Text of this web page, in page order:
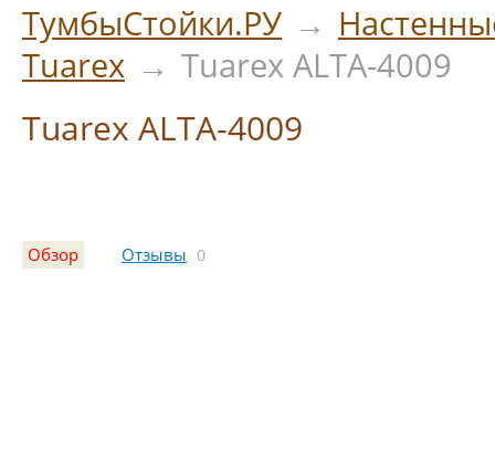
ТумбыСтойки.РУ →
Tuarex → Tuarex ALTA-4009
Tuarex ALTA-4009
Обзор Отзывы 0